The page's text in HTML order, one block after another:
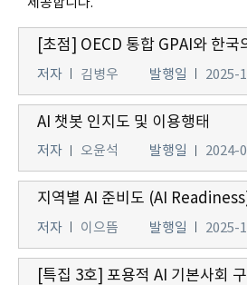
[초점] OECD 통합 GPAI와 한국
저자 김병우 발행일 2025-
AI 챗봇 인지도 및 이용행태
저자 오윤석 발행일 2024-
저자 이으뜸 발행일 2025-